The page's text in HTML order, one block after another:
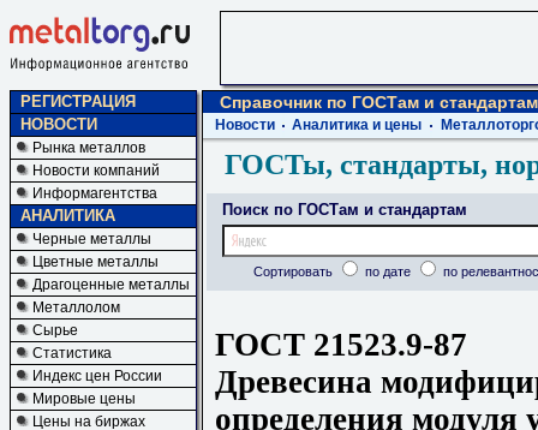
РЕГИСТРАЦИЯ
НОВОСТИ
Рынка металлов
Новости компаний
Информагентства
АНАЛИТИКА
Черные металлы
Цветные металлы
Драгоценные металлы
Металлолом
Сырье
Статистика
Индекс цен России
Мировые цены
Цены на биржах
Справочник по ГОСТам и стандартам
Новости Аналитика и цены
ГОСТы, стандарты,
Поиск по ГОСТам и стандартам
Сортировать по дате по
ГОСТ 21523.9-87
Древесина
определения модуля